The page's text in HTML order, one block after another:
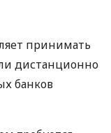
принимать
дистанционно
банков